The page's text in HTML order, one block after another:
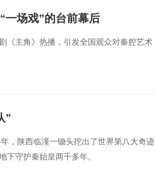
场戏”的台前幕后
《主角》热播，引发全国观众对秦腔艺术
”
，陕西临潼一锄头挖出了世界第八大奇迹
守护秦始皇两千多年。